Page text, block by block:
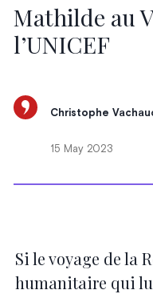
Mathilde au
l’UNICEF
Christophe
15 May 2023
Si le voyage de la
humanitaire qui